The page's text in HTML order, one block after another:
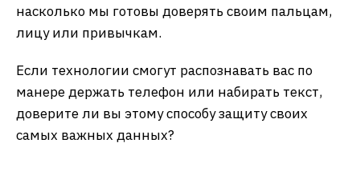
насколько мы готовы доверять своим пальцам,
лицу или привычкам.
Если технологии смогут распознавать вас по
манере держать телефон или набирать текст,
доверите ли вы этому способу защиту своих
самых важных данных?